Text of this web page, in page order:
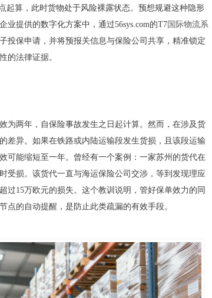
起算，此时货物处于风险裸露状态。预想规避这种隐形
提供的数字化方案中，通过56sys.com的T7 国际物流系
投保申请，并将预报关信息与保险公司共享，精准锁定
的法律证据。
为两年，自保险事故发生之日起计算。然而，在涉及货
差异。如果在铁路或内陆运输段发生货损，且该段运输
可能缩短至一年。曾经有一个案例：一家苏州的货代在
受损。该货代一直与海运保险公司交涉，等到发现理应
过15万欧元的损失。这个教训说明，管好保单效力的同
的自动提醒，是防止此类疏漏的有效手段。